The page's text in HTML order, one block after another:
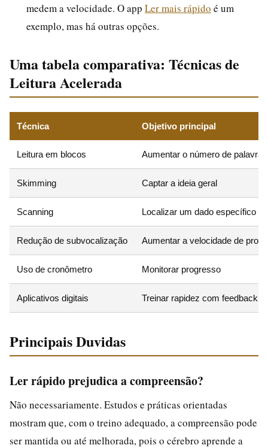
medem a velocidade. O app Ler mais rápido é um
exemplo, mas há outras opções.
Uma tabela comparativa: Técnicas de
Leitura Acelerada
Técnica Objetivo principal
Leitura em blocos Aumentar o número de
Skimming Captar a ideia geral
Scanning Localizar um dado específico
Redução de subvocalização Aumentar a velocidade de
Uso de cronômetro Monitorar progresso
Aplicativos digitais Treinar rapidez com feedback
Principais Duvidas
Ler rápido prejudica a compreensão?
Não necessariamente. Estudos e práticas orientadas
mostram que, com o treino adequado, a compreensão pode
ser mantida ou até melhorada, pois o cérebro aprende a